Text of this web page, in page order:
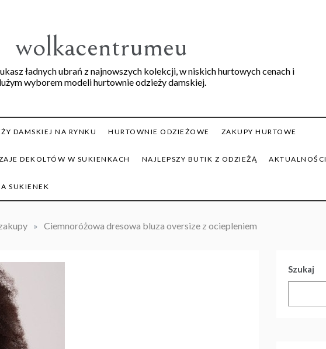
wolkacentrumeu
ładnych ubrań z najnowszych kolekcji, w niskich hurtowych cenach i
wyborem modeli hurtownie odzieży damskiej.
DAMSKIEJ NA RYNKU HURTOWNIE ODZIEŻOWE ZAKUPY HURTOWE
DEKOLTÓW W SUKIENKACH NAJLEPSZY BUTIK Z ODZIEŻĄ AKTUALNOŚCI
SUKIENEK
» Ciemnoróżowa dresowa bluza oversize z ociepleniem
Szukaj